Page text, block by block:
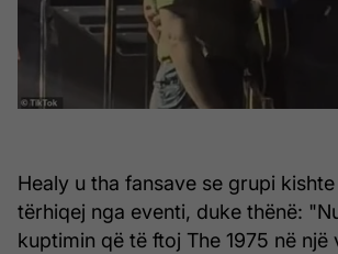
Healy u tha fansave se grupi
tërhiqej nga eventi, duke thënë:
kuptimin që të ftoj The 1975 në një